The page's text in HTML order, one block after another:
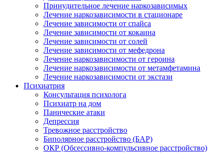
Принудительное лечение наркозависимых
Лечение наркозависимости в стационаре
Лечение зависимости от спайса
Лечение зависимости от кокаина
Лечение зависимости от солей
Лечение зависимости от мефедрона
Лечение наркозависимости от героина
Лечение наркозависимости от метамфетамина
Лечение наркозависимости от экстази
Психиатрия
Консультация психолога
Психиатр на дом
Панические атаки
Депрессия
Тревожное расстройство
Биполярное расстройство (БАР)
ОКР (Обсессивно-компульсивное расстройство)